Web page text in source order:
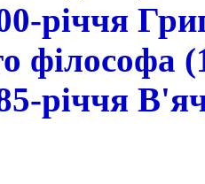
річчя
філософа
річчя